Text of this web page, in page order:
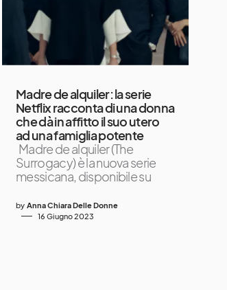
Madre de alquiler: la serie
Netflix racconta di una donna
che dà in affitto il suo utero
ad una famiglia potente
Madre de alquiler (The
Surrogacy) è la nuova serie
messicana, disponibile su
by Anna Chiara Delle Donne
16 Giugno 2023